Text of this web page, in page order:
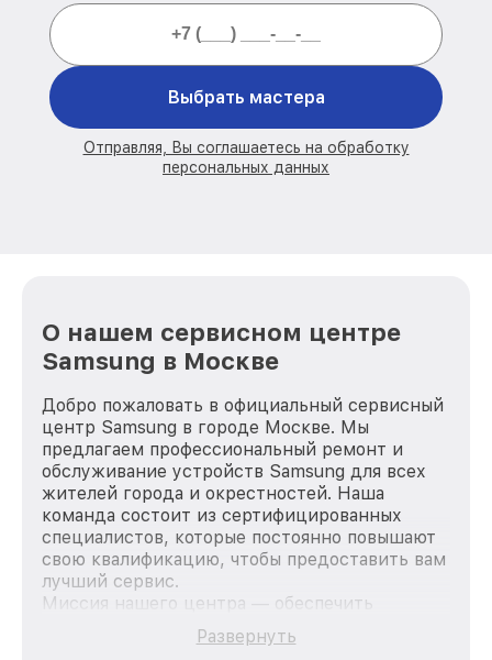
Выбрать мастера
Отправляя, Вы соглашаетесь на обработку
персональных данных
О нашем сервисном центре
Samsung в Москве
Добро пожаловать в официальный сервисный
центр Samsung в городе Москве. Мы
предлагаем профессиональный ремонт и
обслуживание устройств Samsung для всех
жителей города и окрестностей. Наша
команда состоит из сертифицированных
специалистов, которые постоянно повышают
свою квалификацию, чтобы предоставить вам
лучший сервис.
Миссия нашего центра — обеспечить
качественный и доступный ремонт для
каждого пользователя продукции Samsung,
Развернуть